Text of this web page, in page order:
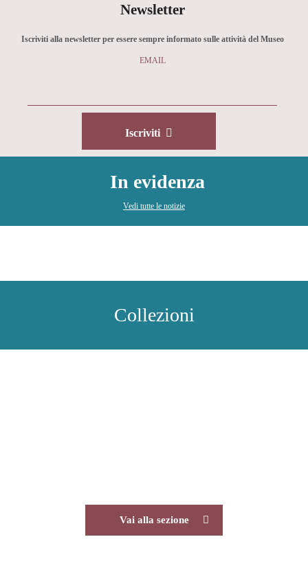
Newsletter
Iscriviti alla newsletter per essere sempre informato sulle attività del Museo
EMAIL
Iscriviti
In evidenza
Vedi tutte le notizie
Collezioni
Vai alla sezione